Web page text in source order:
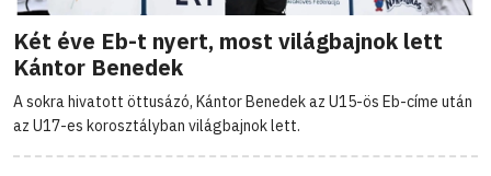
Két éve Eb-t nyert, most világbajnok lett
Kántor Benedek
A sokra hivatott öttusázó, Kántor Benedek az U15-ös Eb-címe után
az U17-es korosztályban világbajnok lett.